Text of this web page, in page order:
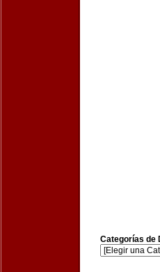
Categorías de